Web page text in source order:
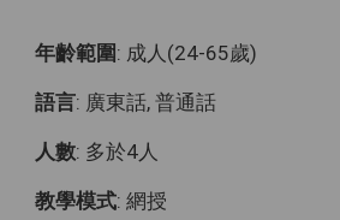
年齡範圍: 成人(24-65歲)
語言: 廣東話, 普通話
人數: 多於4人
教學模式: 網授